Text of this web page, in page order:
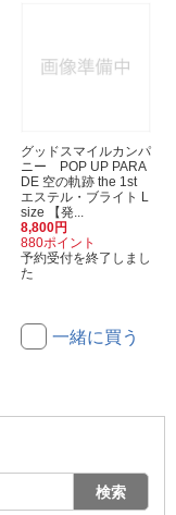
グッドスマイルカンパ
ニー POP UP PARA
DE 空の軌跡 the 1st
エステル・ブライト L
size 【発...
8,800円
880ポイント
予約受付を終了しまし
た
一緒に買う
検索